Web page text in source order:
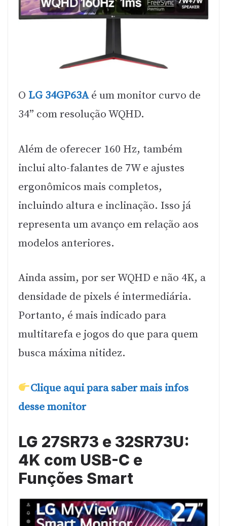
O LG 34GP63Aé um monitor curvo de
34” com resolução WQHD.
Além de oferecer 160 Hz, também
inclui alto-falantes de 7W e ajustes
ergonômicos mais completos,
incluindo altura e inclinação. Isso já
representa um avanço em relação aos
modelos anteriores.
Ainda assim, por ser WQHD e não 4K, a
densidade de pixels é intermediária.
Portanto, é mais indicado para
multitarefa e jogos do que para quem
busca máxima nitidez.
Clique aqui para saber mais infos
desse monitor
LG 27SR73 e 32SR73U:
4K com USB-C e
Funções Smart